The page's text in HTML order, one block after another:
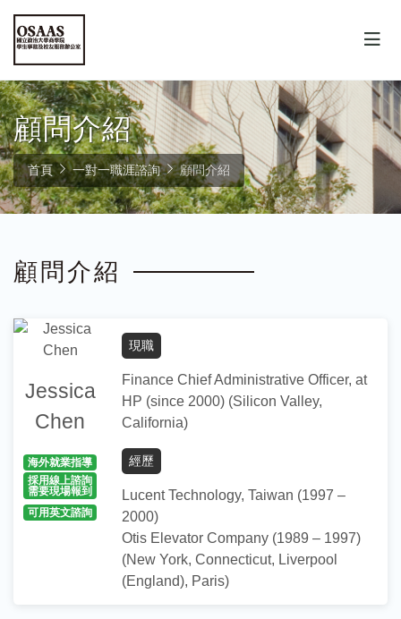
顧問介紹
首頁 一對一職涯諮詢 顧問介紹
顧問介紹
Jessica
Chen
海外就業指導
採用線上諮詢
需要現場報到
可用英文諮詢
現職
Finance Chief Administrative Officer, at
HP (since 2000) (Silicon Valley,
California)
經歷
Lucent Technology, Taiwan (1997 –
2000)
Otis Elevator Company (1989 – 1997)
(New York, Connecticut, Liverpool
(England), Paris)